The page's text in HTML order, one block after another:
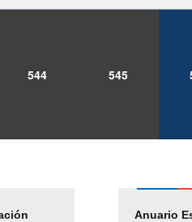
544 545
Anuario
Empleos Públicos